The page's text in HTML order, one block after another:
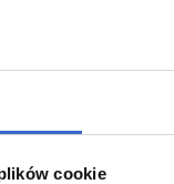
cookie